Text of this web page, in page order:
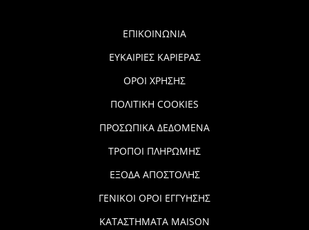
ΕΠΙΚΟΙΝΩΝΙΑ
ΕΥΚΑΙΡΙΕΣ ΚΑΡΙΕΡΑΣ
ΟΡΟΙ ΧΡΗΣΗΣ
ΠΟΛΙΤΙΚΗ COOKIES
ΠΡΟΣΩΠΙΚΑ ΔΕΔΟΜΕΝΑ
ΤΡΟΠΟΙ ΠΛΗΡΩΜΗΣ
ΕΞΟΔΑ ΑΠΟΣΤΟΛΗΣ
ΓΕΝΙΚΟΙ ΟΡΟΙ ΕΓΓΥΗΣΗΣ
ΚΑΤΑΣΤΗΜΑΤΑ MAISON